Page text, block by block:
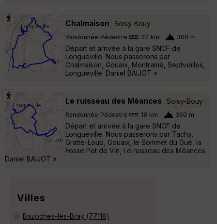
Chalmaison Soisy-Bouy
Randonnée Pédestre 22 km 300 m
Départ et arrivée à la gare SNCF de
Longueville. Nous passerons par
Chalmaison, Gouaix, Montramé, Septveilles,
Longueville. Daniel BAIJOT »
Le ruisseau des Méances Soisy-Bouy
Randonnée Pédestre 18 km 360 m
Départ et arrivée à la gare SNCF de
Longueville. Nous passerons par Tachy,
Gratte-Loup, Gouaix, le Sommet du Gué, la
Fosse Pot de Vin, Le ruisseau des Méances.
Daniel BAIJOT »
Villes
Bazoches-lès-Bray (77118)